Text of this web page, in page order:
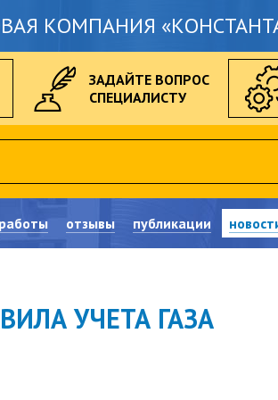
КОМПАНИЯ
ЗАДАЙТЕ ВОПРОС
СПЕЦИАЛИСТУ
отзывы публикации
УЧЕТА ГАЗА